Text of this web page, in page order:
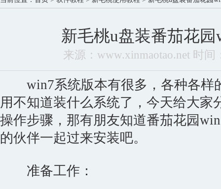
新毛桃u盘装番茄花
来源：www.xinmaotao.net 时间
win7系统版本有很多，各种各样
用不知道装什么系统了，今天给大家
操作步骤，那有朋友知道番茄花园
的伙伴一起过来安装吧。
准备工作：